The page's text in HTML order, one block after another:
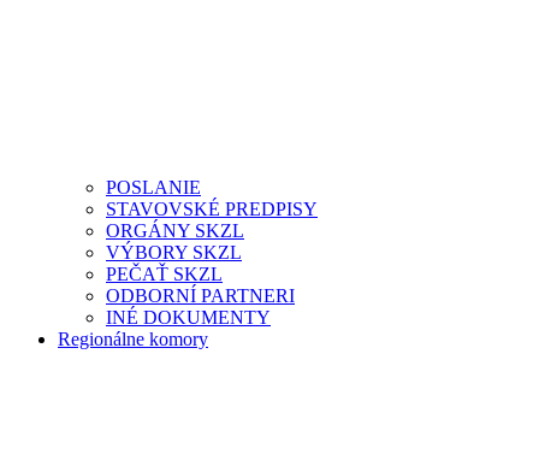
POSLANIE
STAVOVSKÉ PREDPISY
ORGÁNY SKZL
VÝBORY SKZL
PEČAŤ SKZL
ODBORNÍ PARTNERI
INÉ DOKUMENTY
Regionálne komory